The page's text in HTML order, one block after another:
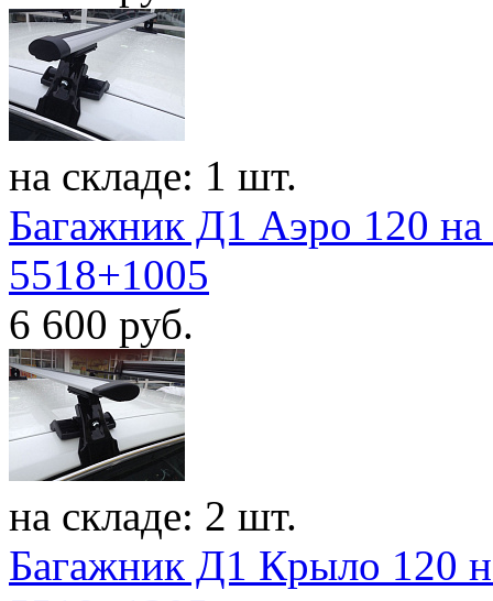
на складе: 1 шт.
Багажник Д1 Аэро 120
5518+1005
6 600 руб.
на складе: 2 шт.
Багажник Д1 Крыло 120